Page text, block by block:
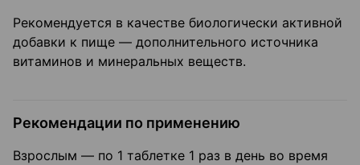
Рекомендуется в качестве биологически активной
добавки к пище — дополнительного источника
витаминов и минеральных веществ.
Рекомендации по применению
Взрослым — по 1 таблетке 1 раз в день во время